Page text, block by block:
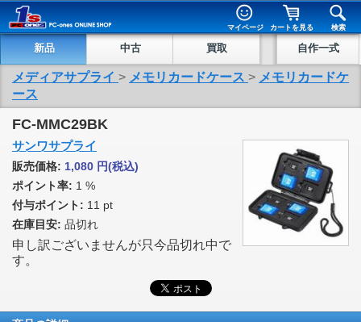
マイページ カートを見る 検索
新品 中古 買取 自作一式
メディアサプライ > メモリカードケース > メモリカードケ
ース
FC-MMC29BK
サンワサプライ
販売価格: 1,080 円(税込)
ポイント率: 1 %
付与ポイント: 11 pt
在庫目安: 品切れ
申し訳ございませんが只今品切れ中で
す。